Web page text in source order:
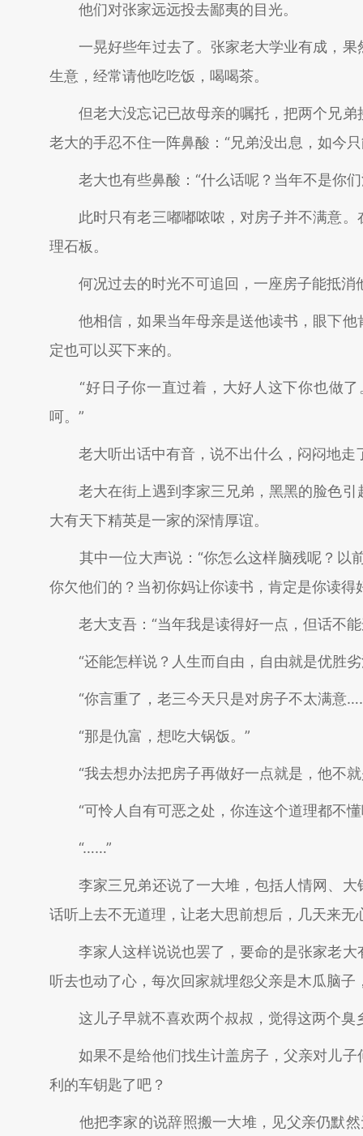
他们对张家远远投去鄙夷的目光。
一晃好些年过去了。张家老大学业有成，果
生意，经常请他吃吃饭，喝喝茶。
但老大没忘记已故母亲的嘱托，把两个兄弟
老大的手忍不住一阵鼻酸：“兄弟没出息，如今
老大也有些鼻酸：“什么话呢？当年不是你们
此时只有老三嘟嘟哝哝，对房子并不满意。
理石板。
何况过去的时光不可追回，一座房子能抵消
他相信，如果当年母亲是送他读书，眼下他
定也可以买下来的。
“好日子你一直过着，大好人这下你也做了
呵。”
老大听出话中有音，说不出什么，闷闷地走
老大在街上遇到李家三兄弟，黑黑的脸色引
大有天下精英是一家的深情厚谊。
其中一位大声说：“你怎么这样脑残呢？以
你欠他们的？当初你妈让你读书，肯定是你读
老大支吾：“当年我是读得好一点，但话不
“还能怎样说？人生而自由，自由就是优胜劣
“你言重了，老三今天只是对房子不太满意
“那是仇富，想吃大锅饭。”
“我去想办法把房子再做好一点就是，他不
“可怜人自有可恶之处，你连这个道理都不懂
“……”
李家三兄弟还说了一大堆，包括人情网、大
话听上去不无道理，让老大思前想后，几天来无
李家人这样说说也罢了，要命的是张家老大
听去也动了心，每次回家就埋怨父亲是木瓜脑子
这儿子早就不喜欢两个叔叔，觉得这两个臭
如果不是给他们找生计盖房子，父亲对儿子
利的车钥匙了吧？
他把李家的说辞照搬一大堆，见父亲仍默然